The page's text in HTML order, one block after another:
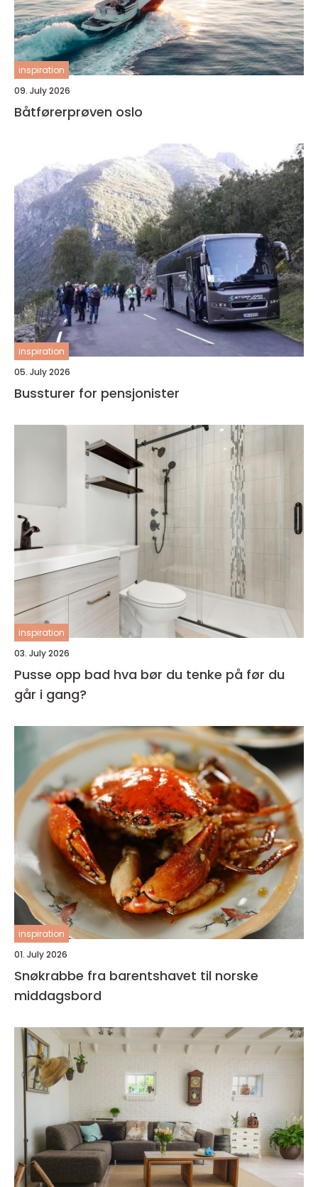
inspiration
09. July 2026
Båtførerprøven oslo
inspiration
05. July 2026
Bussturer for pensjonister
inspiration
03. July 2026
Pusse opp bad hva bør du tenke på før du
går i gang?
inspiration
01. July 2026
Snøkrabbe fra barentshavet til norske
middagsbord